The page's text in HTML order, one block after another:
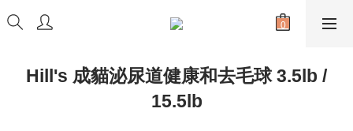
Hill's 成貓泌尿道健康和去毛球 3.5lb /
15.5lb